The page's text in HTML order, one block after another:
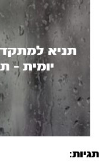
תניא
יומית -
תגיות: